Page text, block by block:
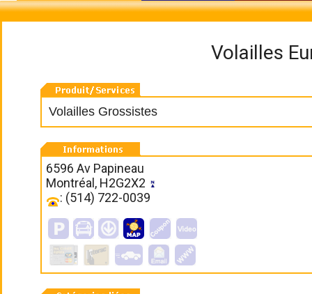
Volailles
Volailles Grossistes
6596 Av Papineau
Montréal, H2G2X2
: (514) 722-0039